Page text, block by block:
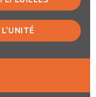
L'UNITÉ